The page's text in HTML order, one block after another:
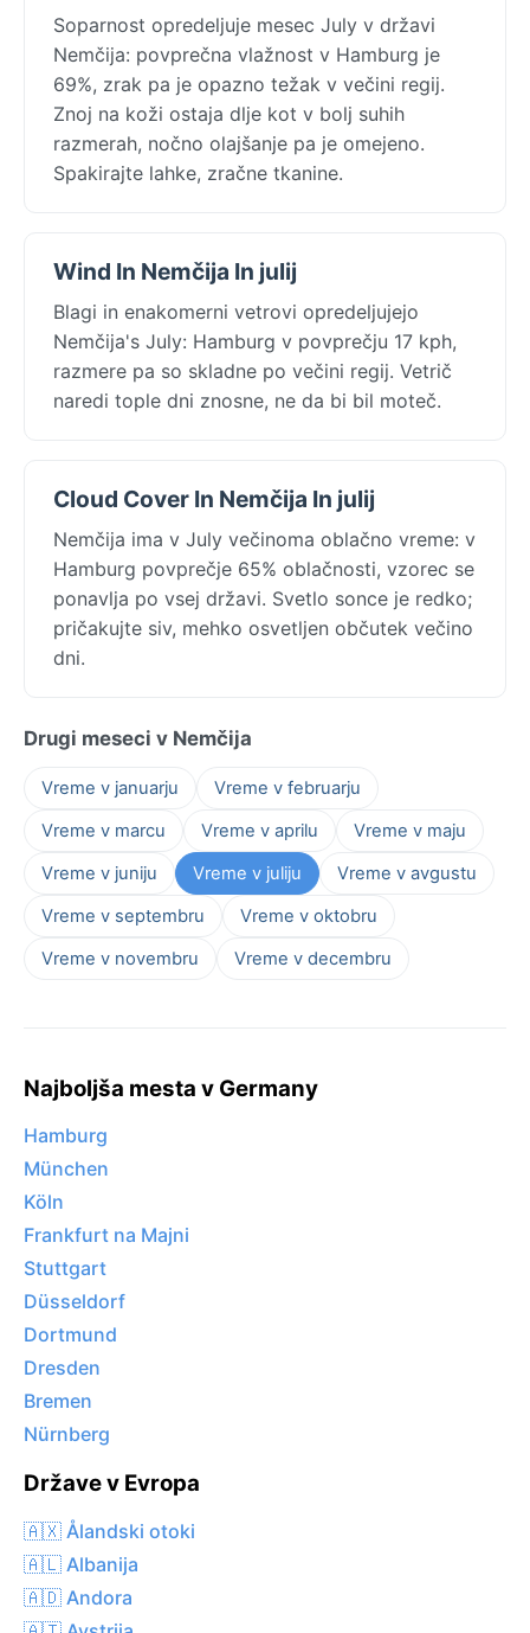
Soparnost opredeljuje mesec July v državi
Nemčija: povprečna vlažnost v Hamburg je
69%, zrak pa je opazno težak v večini regij.
Znoj na koži ostaja dlje kot v bolj suhih
razmerah, nočno olajšanje pa je omejeno.
Spakirajte lahke, zračne tkanine.
Wind In Nemčija In julij
Blagi in enakomerni vetrovi opredeljujejo
Nemčija's July: Hamburg v povprečju 17 kph,
razmere pa so skladne po večini regij. Vetrič
naredi tople dni znosne, ne da bi bil moteč.
Cloud Cover In Nemčija In julij
Nemčija ima v July večinoma oblačno vreme: v
Hamburg povprečje 65% oblačnosti, vzorec se
ponavlja po vsej državi. Svetlo sonce je redko;
pričakujte siv, mehko osvetljen občutek večino
dni.
Drugi meseci v Nemčija
Vreme v januarju
Vreme v februarju
Vreme v marcu
Vreme v aprilu
Vreme v maju
Vreme v juniju
Vreme v juliju
Vreme v avgustu
Vreme v septembru
Vreme v oktobru
Vreme v novembru
Vreme v decembru
Najboljša mesta v Germany
Hamburg
München
Köln
Frankfurt na Majni
Stuttgart
Düsseldorf
Dortmund
Dresden
Bremen
Nürnberg
Države v Evropa
🇦🇽 Ålandski otoki
🇦🇱 Albanija
🇦🇩 Andora